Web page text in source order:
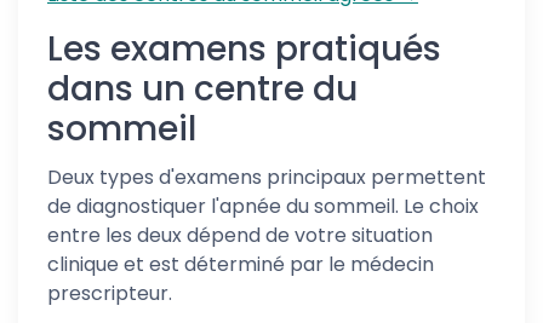
Les examens pratiqués
dans un centre du
sommeil
Deux types d'examens principaux permettent
de diagnostiquer l'apnée du sommeil. Le choix
entre les deux dépend de votre situation
clinique et est déterminé par le médecin
prescripteur.